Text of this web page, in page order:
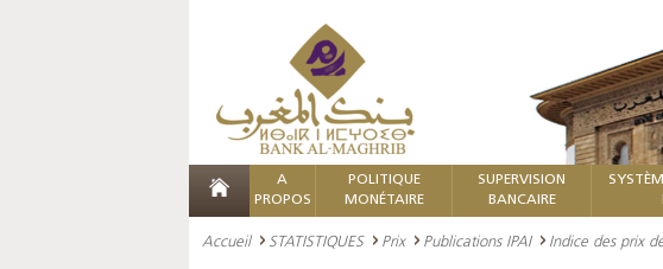
A
PROPOS
POLITIQUE
MONÉTAIRE
SUPERVISION
BANCAIRE
Accueil STATISTIQUES Prix Publications IPAI Indice des prix